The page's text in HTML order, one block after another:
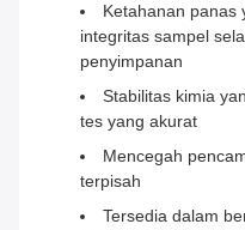
Ketahanan panas
integritas sampel
penyimpanan
Stabilitas kimia
tes yang akurat
Mencegah
terpisah
Tersedia dalam